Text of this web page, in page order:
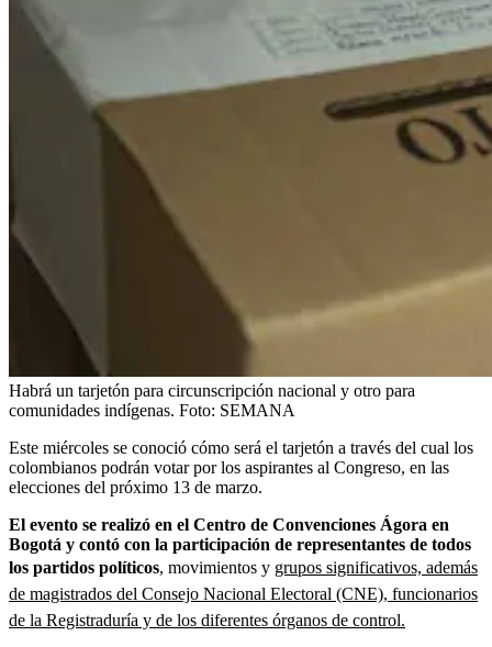
Habrá un tarjetón para circunscripción nacional y otro para
comunidades indígenas. Foto: SEMANA
Este miércoles se conoció cómo será el tarjetón a través del cual los
colombianos podrán votar por los aspirantes al Congreso, en las
elecciones del próximo 13 de marzo.
El evento se realizó en el Centro de Convenciones Ágora en
Bogotá y contó con la participación de representantes de todos
los partidos políticos, movimientos y grupos significativos, además
de magistrados del Consejo Nacional Electoral (CNE), funcionarios
de la Registraduría y de los diferentes órganos de control.